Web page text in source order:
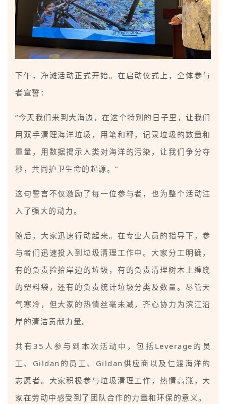
下午，净滩活动正式开始。在启动仪式上，全体参与
者宣誓：
“今天我们来到大海边，在这个特别的日子里，让我们
用双手清理海洋垃圾，用笔和秤，记录垃圾的数量和
重量，用数据揭示人类对海洋的污染，让我们争分夺
秒，共同护卫生命的起源。”
这句誓言不仅激励了每一位参与者，也为整个活动注
入了强大的动力。
随后，大家迅速行动起来。在专业人员的指导下，参
与者们迅速投入到垃圾清理工作中。大家分工明确，
有的负责捡拾岸边的垃圾，有的负责清理树木上缠绕
的塑料袋，还有的负责统计垃圾分类及数量。尽管天
气寒冷，但大家的热情丝毫未减，齐心协力为滨江沿
岸的清洁贡献力量。
共有35人参与到本次活动中，包括Leverage的员
工、Gildan的员工、Gildan供应商以及仁渡海洋的
志愿者。大家积极参与垃圾清理工作，热情高涨，大
家在劳动中感受到了团队合作的力量和环保的意义。